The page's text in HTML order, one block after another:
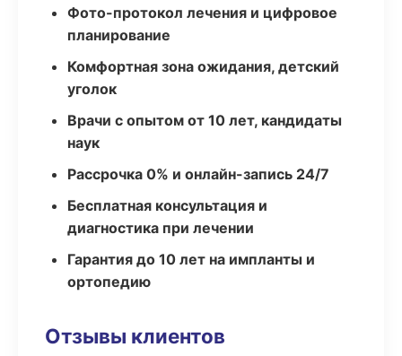
Фото-протокол лечения и цифровое
планирование
Комфортная зона ожидания, детский
уголок
Врачи с опытом от 10 лет, кандидаты
наук
Рассрочка 0% и онлайн-запись 24/7
Бесплатная консультация и
диагностика при лечении
Гарантия до 10 лет на импланты и
ортопедию
Отзывы клиентов